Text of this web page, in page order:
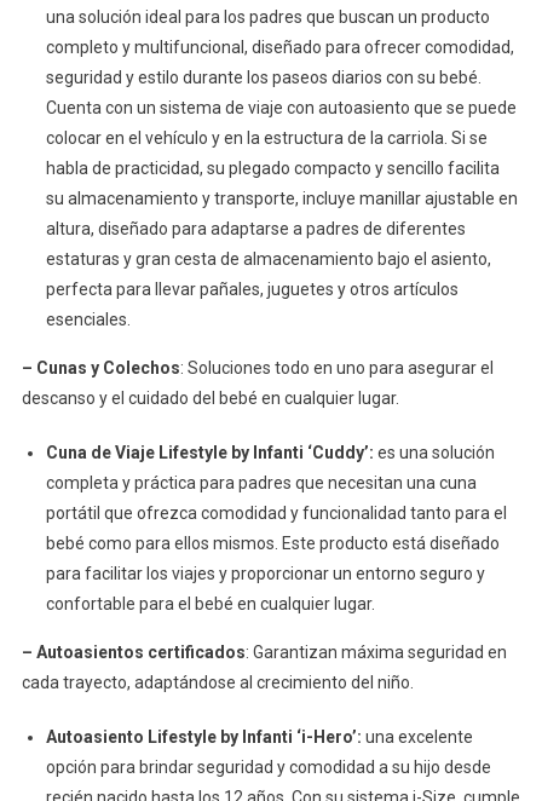
una solución ideal para los padres que buscan un producto
completo y multifuncional, diseñado para ofrecer comodidad,
seguridad y estilo durante los paseos diarios con su bebé.
Cuenta con un sistema de viaje con autoasiento que se puede
colocar en el vehículo y en la estructura de la carriola. Si se
habla de practicidad, su plegado compacto y sencillo facilita
su almacenamiento y transporte, incluye manillar ajustable en
altura, diseñado para adaptarse a padres de diferentes
estaturas y gran cesta de almacenamiento bajo el asiento,
perfecta para llevar pañales, juguetes y otros artículos
esenciales.
– Cunas y Colechos: Soluciones todo en uno para asegurar el
descanso y el cuidado del bebé en cualquier lugar.
Cuna de Viaje Lifestyle by Infanti ‘Cuddy’: es una solución
completa y práctica para padres que necesitan una cuna
portátil que ofrezca comodidad y funcionalidad tanto para el
bebé como para ellos mismos. Este producto está diseñado
para facilitar los viajes y proporcionar un entorno seguro y
confortable para el bebé en cualquier lugar.
– Autoasientos certificados: Garantizan máxima seguridad en
cada trayecto, adaptándose al crecimiento del niño.
Autoasiento Lifestyle by Infanti ‘i-Hero’: una excelente
opción para brindar seguridad y comodidad a su hijo desde